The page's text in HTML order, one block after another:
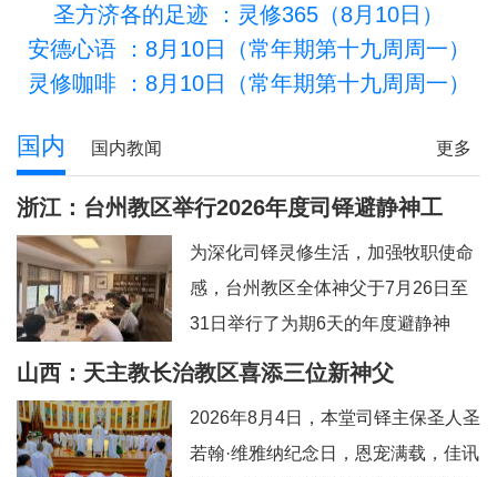
圣方济各的足迹 ：灵修365（8月10日）
安德心语：8月10日（常年期第十九周周一）
灵修咖啡：8月10日（常年期第十九周周一）
更多
国内 国内教闻
浙江：台州教区举行2026年度司铎避静神工
为深化司铎灵修生活，加强牧职使命
感，台州教区全体神父于7月26日至
31日举行了为期6天的年度避静神
工。本次避静特别邀请到上海佘山修
深刻地认识真实的耶稣基督”。在当今
忙碌而多元的牧灵环境中，此次避静
山西：天主教长治教区喜添三位新神父
2026年8月4日，本堂司铎主保圣人圣
若翰·维雅纳纪念日，恩宠满载，佳讯